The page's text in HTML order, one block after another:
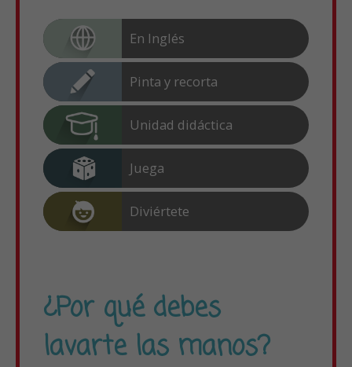
En Inglés
Pinta y recorta
Unidad didáctica
Juega
Diviértete
¿Por qué debes
lavarte las manos?